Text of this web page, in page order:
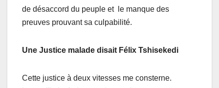
de désaccord du peuple et le manque des
preuves prouvant sa culpabilité.
Une Justice malade disait Félix Tshisekedi
Cette justice à deux vitesses me consterne.